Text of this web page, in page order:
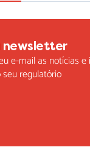
newsletter
e-mail as notícias
regulatório